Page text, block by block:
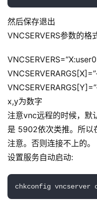
创
专
栏
行
业
动
态
碎
碎
念
然后保存退出
VNCSERVERS参数的格
x,y为数字
注意vnc远程的时候，默
是 5902依次类推。所以
注意。否则连接不上的。
设置服务自动启动:
chkconfig vncserver